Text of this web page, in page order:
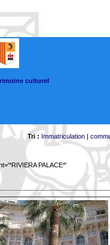
culturel
Tri : Immatriculation|
PALACE*'